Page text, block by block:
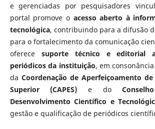
e gerenciadas por pesquisadores
portal promove o acesso aberto à
tecnológica, contribuindo para a difusão
para o fortalecimento da comunicação
oferece suporte técnico e editorial
periódicos da instituição, em
da Coordenação de Aperfeiçoamento
Superior (CAPES) e do
Desenvolvimento Científico e
gestão e qualificação de periódicos